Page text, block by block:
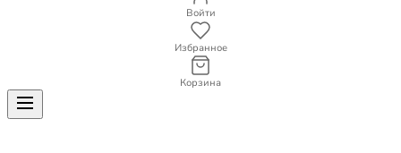
Войти
Избранное
Корзина